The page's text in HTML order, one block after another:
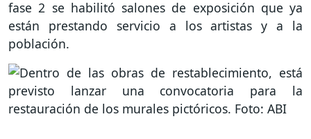
fase 2 se habilitó salones de exposición que ya
están prestando servicio a los artistas y a la
población.